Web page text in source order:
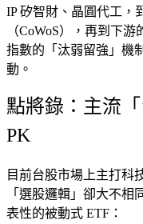
IP 矽智財、晶圓代工，
（CoWoS），再到下
指數的「汰弱留強」機
動。
點將錄：主流
PK
目前台股市場上主打科
「選股邏輯」卻大不
表性的被動式 ETF：